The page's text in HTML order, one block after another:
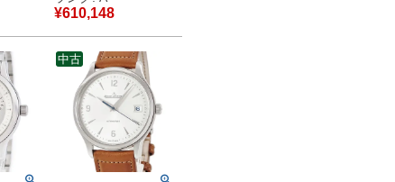
動巻
古】
ズ 腕時計自動巻き ホ
ワイト 【中古】中古
美品
¥610,148
中古